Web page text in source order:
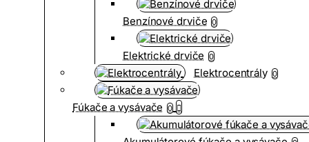
Benzínové drviče 0
Elektrické drviče 0
Elektrocentrály 0
Fúkače a vysávače 0